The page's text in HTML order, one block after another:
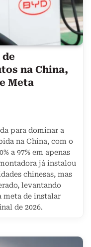
na China,
Meta
para dominar a
na China, com o
a 97% em apenas
já instalou
chinesas, mas
levantando
meta de instalar
de 2026.